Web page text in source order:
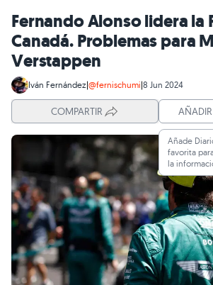
Fernando Alonso lidera la
Canadá. Problemas para
Verstappen
Iván Fernández|@fernischumi|8 Jun 2024
COMPARTIR
Añade
favorita
la